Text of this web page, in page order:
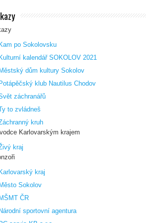
Kam po Sokolovsku
Kulturní kalendář SOKOLOV 2021
Městský dům kultury Sokolov
Potápěčský klub Nautilus Chodov
záchranářů
to zvládneš
kruh
Karlovarským krajem
kraj
Karlovarský kraj
Město Sokolov
MŠMT ČR
Národní sportovní agentura